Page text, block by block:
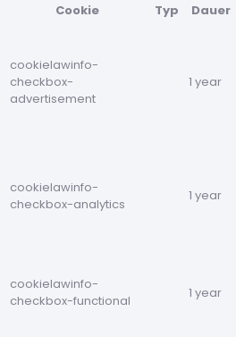
Cookie
Typ Dauer
cookielawinfo-
checkbox-
advertisement
1 year
cookielawinfo-
checkbox-analytics
1 year
cookielawinfo-
checkbox-functional
1 year